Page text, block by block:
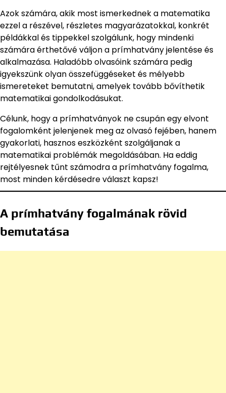
Azok számára, akik most ismerkednek a matematika
ezzel a részével, részletes magyarázatokkal, konkrét
példákkal és tippekkel szolgálunk, hogy mindenki
számára érthetővé váljon a prímhatvány jelentése és
alkalmazása. Haladóbb olvasóink számára pedig
igyekszünk olyan összefüggéseket és mélyebb
ismereteket bemutatni, amelyek tovább bővíthetik
matematikai gondolkodásukat.
Célunk, hogy a prímhatványok ne csupán egy elvont
fogalomként jelenjenek meg az olvasó fejében, hanem
gyakorlati, hasznos eszközként szolgáljanak a
matematikai problémák megoldásában. Ha eddig
rejtélyesnek tűnt számodra a prímhatvány fogalma,
most minden kérdésedre választ kapsz!
A prímhatvány fogalmának rövid
bemutatása